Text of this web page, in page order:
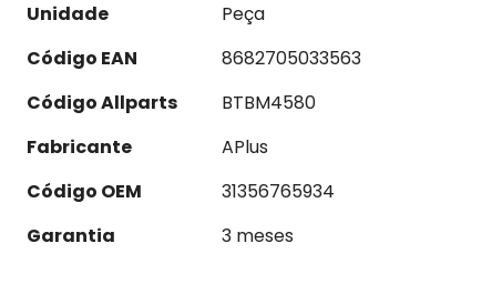
Unidade
Peça
Código EAN
8682705033563
Código Allparts
BTBM4580
Fabricante
APlus
Código OEM
31356765934
Garantia
3 meses